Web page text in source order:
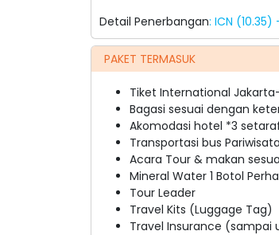
Detail Penerbangan: ICN
PAKET TERMASUK
Tiket International
Bagasi sesuai dengan
Akomodasi hotel *3
Transportasi bus
Acara Tour & makan
Mineral Water 1 Botol
Tour Leader
Travel Kits (Luggage Tag)
Travel Insurance (sampai